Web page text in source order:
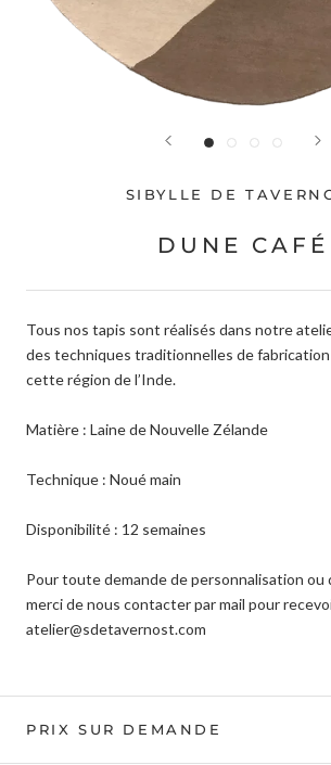
SIBYLLE DE
DUNE CAFÉ
Tous nos tapis sont réalisés dans notre
des techniques traditionnelles de
cette région de l’Inde.
Matière : Laine de Nouvelle Zélande
Technique : Noué main
Disponibilité : 12 semaines
Pour toute demande de personnalisation ou
merci de nous contacter par mail pour
atelier@sdetavernost.com
PRIX SUR DEMANDE